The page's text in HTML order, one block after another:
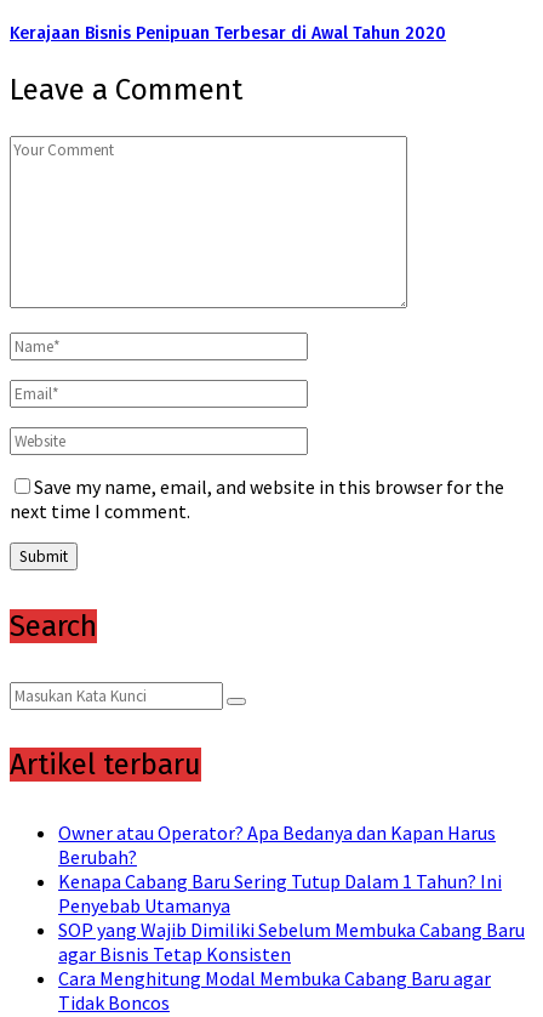
Kerajaan Bisnis Penipuan Terbesar di Awal Tahun 2020
Leave a Comment
Save my name, email, and website in this browser for the
next time I comment.
Search
Search
for:
Search
Artikel terbaru
Owner atau Operator? Apa Bedanya dan Kapan Harus
Berubah?
Kenapa Cabang Baru Sering Tutup Dalam 1 Tahun? Ini
Penyebab Utamanya
SOP yang Wajib Dimiliki Sebelum Membuka Cabang Baru
agar Bisnis Tetap Konsisten
Cara Menghitung Modal Membuka Cabang Baru agar
Tidak Boncos